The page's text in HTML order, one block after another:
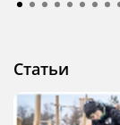
Статьи